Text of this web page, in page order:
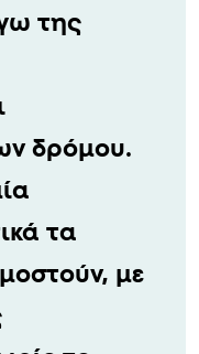
ισχύ στο
Κυριακή
της
δρόμου.